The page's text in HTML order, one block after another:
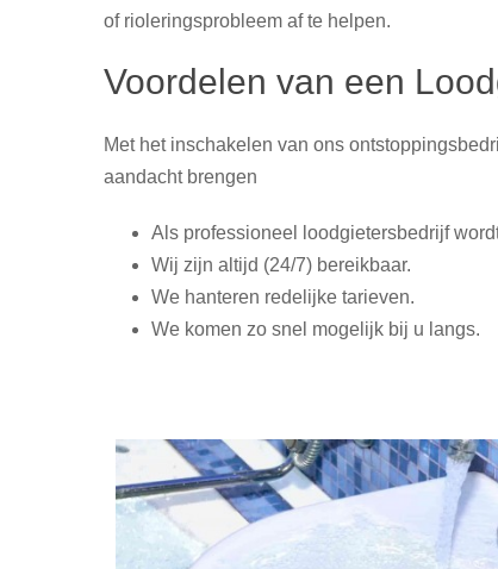
of rioleringsprobleem af te helpen.
Voordelen van een
Met het inschakelen van ons
aandacht brengen
Als professioneel loodgietersbedrijf
Wij zijn altijd (24/7) bereikbaar.
We hanteren redelijke tarieven.
We komen zo snel mogelijk bij u langs.